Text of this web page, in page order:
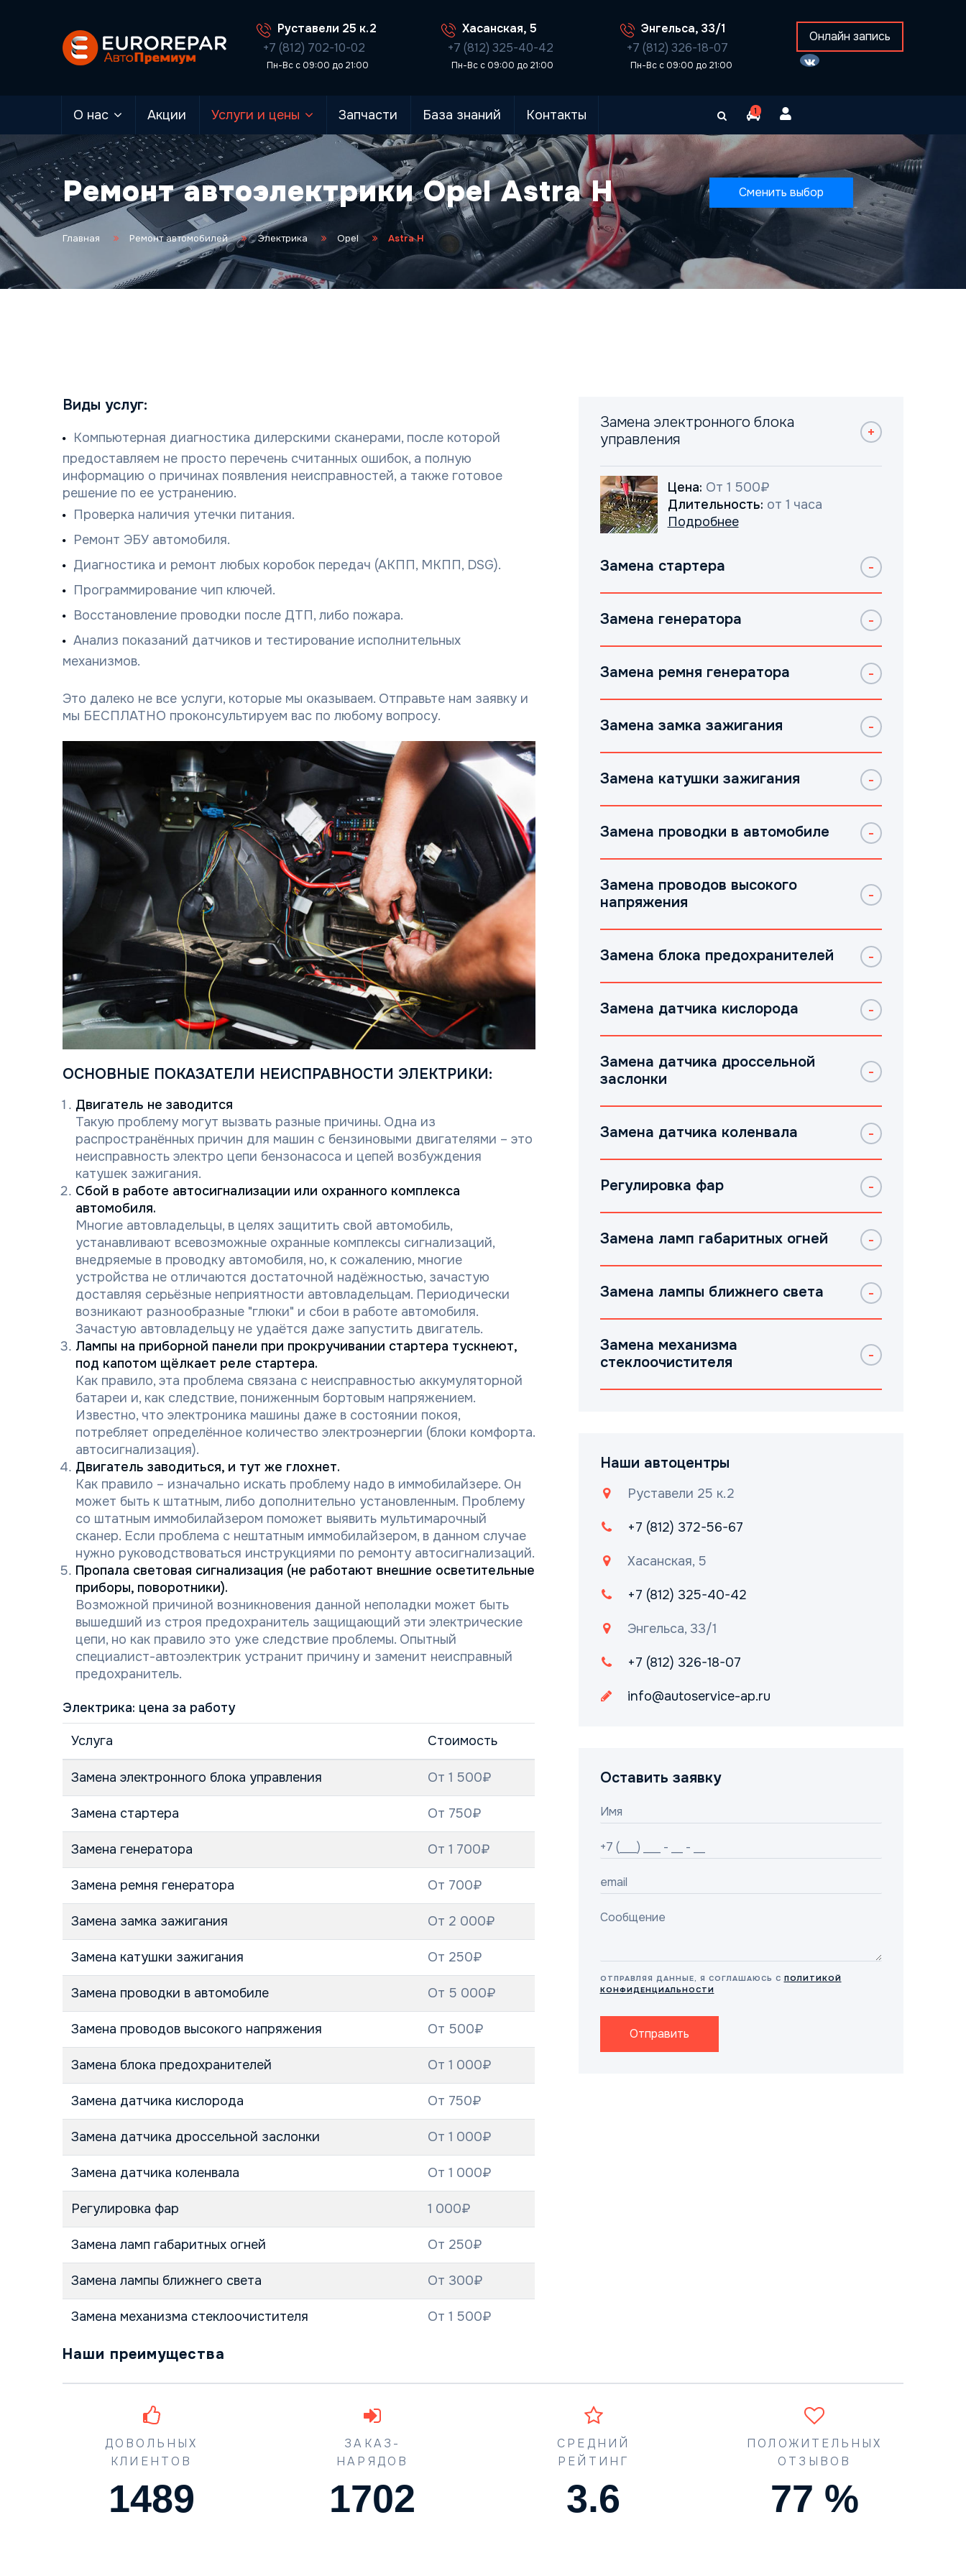
Руставели 25 к.2
+7 (812) 702-10-02
Пн-Вс с 09:00 до 21:00
Хасанская, 5
+7 (812) 325-40-42
Пн-Вс с 09:00 до 21:00
Энгельса, 33/1
+7 (812) 326-18-07
Пн-Вс с 09:00 до 21:00
Онлайн запись
О нас Акции Услуги и цены Запчасти База знаний Контакты 1
Ремонт автоэлектрики Opel Astra H Сменить выбор
Главная Ремонт автомобилей Электрика Opel Astra H
Виды услуг:
Компьютерная диагностика дилерскими сканерами, после которой
предоставляем не просто перечень считанных ошибок, а полную
информацию о причинах появления неисправностей, а также готовое
решение по ее устранению.
Проверка наличия утечки питания.
Ремонт ЭБУ автомобиля.
Диагностика и ремонт любых коробок передач (АКПП, МКПП, DSG).
Программирование чип ключей.
Восстановление проводки после ДТП, либо пожара.
Анализ показаний датчиков и тестирование исполнительных
механизмов.
Это далеко не все услуги, которые мы оказываем. Отправьте нам заявку и
мы БЕСПЛАТНО проконсультируем вас по любому вопросу.
ОСНОВНЫЕ ПОКАЗАТЕЛИ НЕИСПРАВНОСТИ ЭЛЕКТРИКИ:
Двигатель не заводится
Такую проблему могут вызвать разные причины. Одна из
распространённых причин для машин с бензиновыми двигателями – это
неисправность электро цепи бензонасоса и цепей возбуждения
катушек зажигания.
Сбой в работе автосигнализации или охранного комплекса
автомобиля.
Многие автовладельцы, в целях защитить свой автомобиль,
устанавливают всевозможные охранные комплексы сигнализаций,
внедряемые в проводку автомобиля, но, к сожалению, многие
устройства не отличаются достаточной надёжностью, зачастую
доставляя серьёзные неприятности автовладельцам. Периодически
возникают разнообразные "глюки" и сбои в работе автомобиля.
Зачастую автовладельцу не удаётся даже запустить двигатель.
Лампы на приборной панели при прокручивании стартера тускнеют,
под капотом щёлкает реле стартера.
Как правило, эта проблема связана с неисправностью аккумуляторной
батареи и, как следствие, пониженным бортовым напряжением.
Известно, что электроника машины даже в состоянии покоя,
потребляет определённое количество электроэнергии (блоки комфорта.
автосигнализация).
Двигатель заводиться, и тут же глохнет.
Как правило – изначально искать проблему надо в иммобилайзере. Он
может быть к штатным, либо дополнительно установленным. Проблему
со штатным иммобилайзером поможет выявить мультимарочный
сканер. Если проблема с нештатным иммобилайзером, в данном случае
нужно руководствоваться инструкциями по ремонту автосигнализаций.
Пропала световая сигнализация (не работают внешние осветительные
приборы, поворотники).
Возможной причиной возникновения данной неполадки может быть
вышедший из строя предохранитель защищающий эти электрические
цепи, но как правило это уже следствие проблемы. Опытный
специалист-автоэлектрик устранит причину и заменит неисправный
предохранитель.
Электрика: цена за работу
Услуга Стоимость
Замена электронного блока управления От 1 500₽
Замена стартера От 750₽
Замена генератора От 1 700₽
Замена ремня генератора От 700₽
Замена замка зажигания От 2 000₽
Замена катушки зажигания От 250₽
Замена проводки в автомобиле От 5 000₽
Замена проводов высокого напряжения От 500₽
Замена блока предохранителей От 1 000₽
Замена датчика кислорода От 750₽
Замена датчика дроссельной заслонки От 1 000₽
Замена датчика коленвала От 1 000₽
Регулировка фар 1 000₽
Замена ламп габаритных огней От 250₽
Замена лампы ближнего света От 300₽
Замена механизма стеклоочистителя От 1 500₽
Замена электронного блока
управления
Цена: От 1 500₽
Длительность: от 1 часа
Подробнее
Замена стартера
Замена генератора
Замена ремня генератора
Замена замка зажигания
Замена катушки зажигания
Замена проводки в автомобиле
Замена проводов высокого
напряжения
Замена блока предохранителей
Замена датчика кислорода
Замена датчика дроссельной
заслонки
Замена датчика коленвала
Регулировка фар
Замена ламп габаритных огней
Замена лампы ближнего света
Замена механизма
стеклоочистителя
Наши автоцентры
Руставели 25 к.2
+7 (812) 372-56-67
Хасанская, 5
+7 (812) 325-40-42
Энгельса, 33/1
+7 (812) 326-18-07
info@autoservice-ap.ru
Оставить заявку
ОТПРАВЛЯЯ ДАННЫЕ, Я СОГЛАШАЮСЬ С ПОЛИТИКОЙ
КОНФИДЕНЦИАЛЬНОСТИ
Отправить
Наши преимущества
ДОВОЛЬНЫХ
КЛИЕНТОВ
1489
ЗАКАЗ-
НАРЯДОВ
1773
СРЕДНИЙ
РЕЙТИНГ
4.5
ПОЛОЖИТЕЛЬНЫХ
ОТЗЫВОВ
90 %